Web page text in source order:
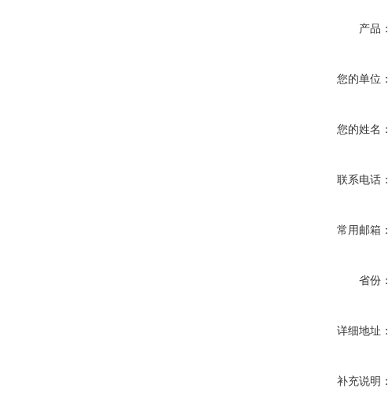
产品：
您的单位：
您的姓名：
联系电话：
常用邮箱：
省份：
详细地址：
补充说明：